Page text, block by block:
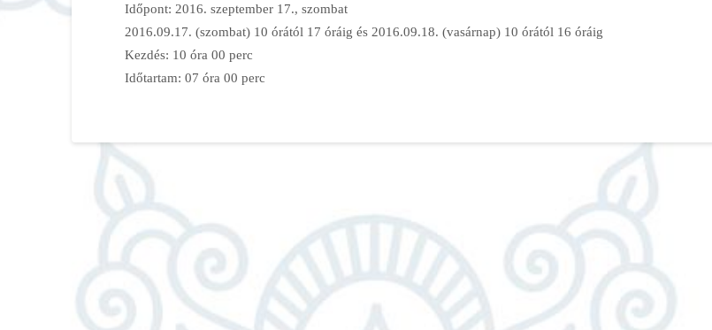
Időpont: 2016. szeptember 17., szombat
2016.09.17. (szombat) 10 órától 17 óráig és 2016.09.18. (vasárnap) 10 órától 16 óráig
Kezdés: 10 óra 00 perc
Időtartam: 07 óra 00 perc